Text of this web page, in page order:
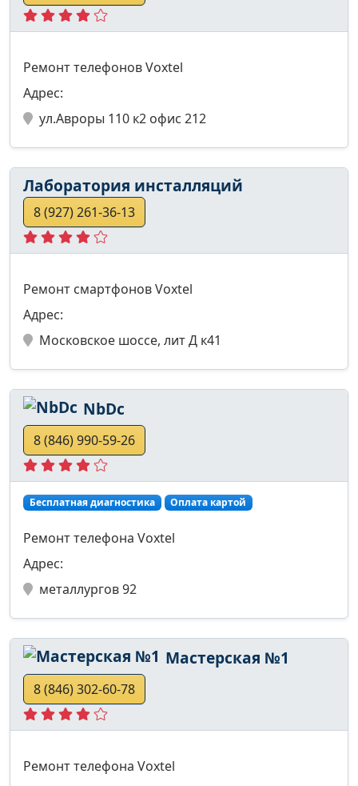
Ремонт телефонов Voxtel
Адрес:
ул.Авроры 110 к2 офис 212
Лаборатория инсталляций
8 (927) 261-36-13
Ремонт смартфонов Voxtel
Адрес:
Московское шоссе, лит Д к41
NbDc
8 (846) 990-59-26
Бесплатная диагностика Оплата картой
Ремонт телефона Voxtel
Адрес:
металлургов 92
Мастерская №1
8 (846) 302-60-78
Ремонт телефона Voxtel